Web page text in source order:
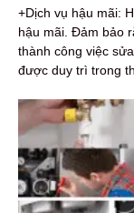
+Dịch vụ hậu mãi:
hậu mãi. Đảm bảo
thành công việc
được duy trì trong